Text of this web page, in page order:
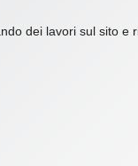
dei lavori sul sito e